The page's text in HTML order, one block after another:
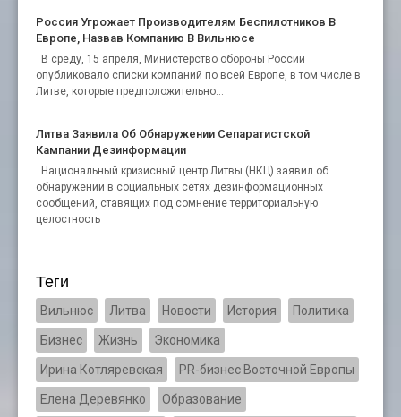
Россия Угрожает Производителям Беспилотников В
Европе, Назвав Компанию В Вильнюсе
В среду, 15 апреля, Министерство обороны России
опубликовало списки компаний по всей Европе, в том числе в
Литве, которые предположительно...
Литва Заявила Об Обнаружении Сепаратистской
Кампании Дезинформации
Национальный кризисный центр Литвы (НКЦ) заявил об
обнаружении в социальных сетях дезинформационных
сообщений, ставящих под сомнение территориальную
целостность
Теги
Вильнюс Литва Новости История Политика
Бизнес Жизнь Экономика
Ирина Котляревская PR-бизнес Восточной Европы
Елена Деревянко Образование